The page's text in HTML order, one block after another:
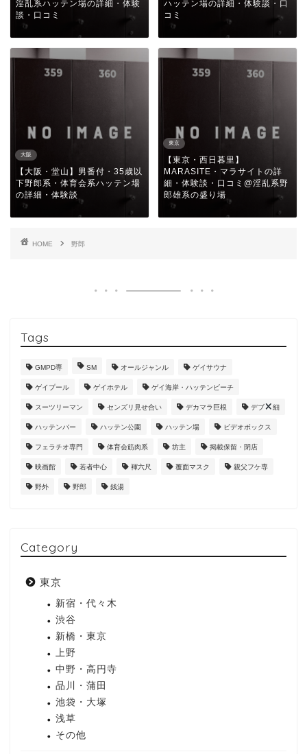
淫乱系ハッテン場の詳細・体験
談・口コミ
ハッテン場の詳細・体験談・口
コミ
大阪
【大阪・堂山】男番付・35歳以
下野郎系・体育会系ハッテン場
の詳細・体験談
東京
【東京・西日暮里】
MARASITE・マラサイトの詳
細・体験談・口コミ@淫乱系野
郎雄系の盛り場
HOME 野郎
Tags
GMPD専 SM オールジャンル ゲイサウナ
ゲイプール ゲイホテル ゲイ海岸・ハッテンビーチ
スーツリーマン センズリ見せ合い デカマラ巨根 デブ 細
ハッテンバー ハッテン公園 ハッテン場 ビデオボックス
フェラチオ専門 体育会筋肉系 坊主 掲載保留・閉店
映画館 若者中心 褌六尺 覆面マスク 親父フケ専
野外 野郎 銭湯
Category
東京
新宿・代々木
渋谷
新橋・東京
上野
中野・高円寺
品川・蒲田
池袋・大塚
浅草
その他